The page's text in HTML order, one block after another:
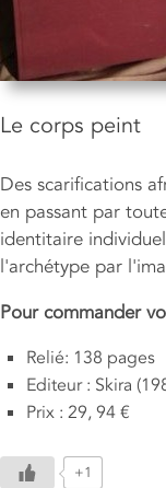
Le corps peint
Des scarifications
en passant par
identitaire
l'archétype par
Pour commander
Relié: 138 pages
Editeur : Skira
Prix : 29, 94 €
+1